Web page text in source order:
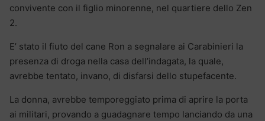
convivente con il figlio minorenne, nel quartiere dello Zen
2.
E’ stato il fiuto del cane Ron a segnalare ai Carabinieri la
presenza di droga nella casa dell’indagata, la quale,
avrebbe tentato, invano, di disfarsi dello stupefacente.
La donna, avrebbe temporeggiato prima di aprire la porta
ai militari, provando a guadagnare tempo lanciando da una